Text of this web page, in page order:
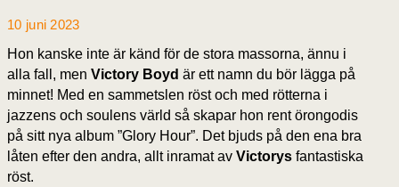
10 juni 2023
Hon kanske inte är känd för de stora massorna, ännu i
alla fall, men Victory Boyd är ett namn du bör lägga på
minnet! Med en sammetslen röst och med rötterna i
jazzens och soulens värld så skapar hon rent örongodis
på sitt nya album ”Glory Hour”. Det bjuds på den ena bra
låten efter den andra, allt inramat av Victorys fantastiska
röst.